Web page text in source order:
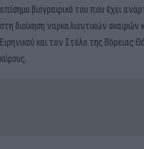
επίσημο βιογραφικό του που έχει
στη διοίκηση ναρκαλιευτικών
Ειρηνικού και τον Στόλο της
κύρους.